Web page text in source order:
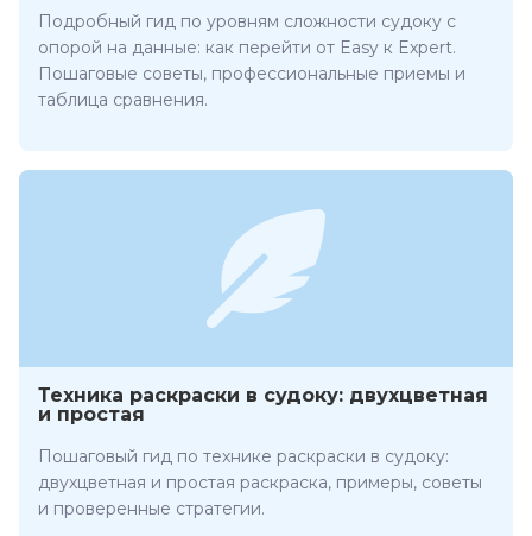
Подробный гид по уровням сложности судоку с
опорой на данные: как перейти от Easy к Expert.
Пошаговые советы, профессиональные приемы и
таблица сравнения.
Техника раскраски в судоку: двухцветная
и простая
Пошаговый гид по технике раскраски в судоку:
двухцветная и простая раскраска, примеры, советы
и проверенные стратегии.